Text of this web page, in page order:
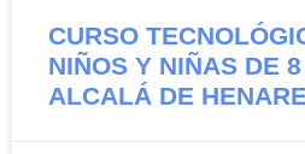
CURSO
NIÑOS Y NIÑAS DE
ALCALÁ DE